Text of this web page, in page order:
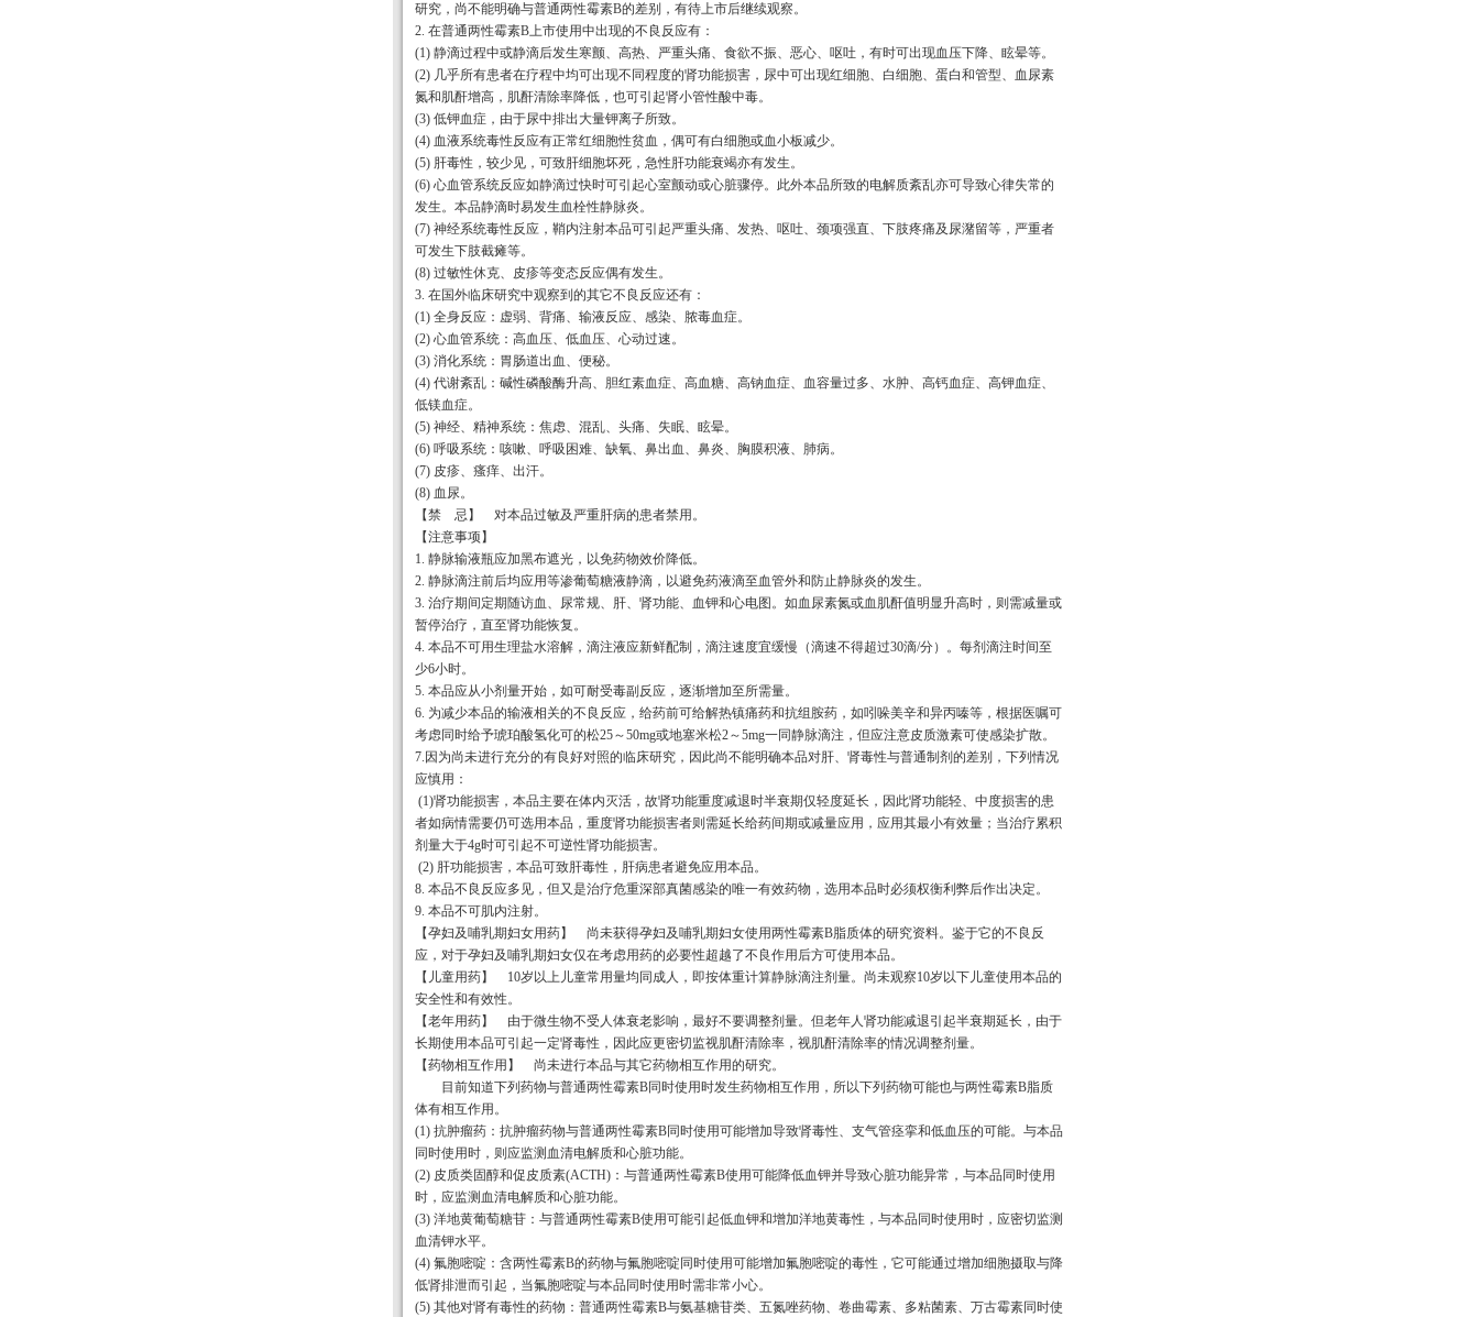
研究，尚不能明确与普通两性霉素B的差别，有待上市后继续观察。
2. 在普通两性霉素B上市使用中出现的不良反应有：
(1) 静滴过程中或静滴后发生寒颤、高热、严重头痛、食欲不振、恶心、呕吐，有时可出现血压下降、眩晕等。
(2) 几乎所有患者在疗程中均可出现不同程度的肾功能损害，尿中可出现红细胞、白细胞、蛋白和管型、血尿素
氮和肌酐增高，肌酐清除率降低，也可引起肾小管性酸中毒。
(3) 低钾血症，由于尿中排出大量钾离子所致。
(4) 血液系统毒性反应有正常红细胞性贫血，偶可有白细胞或血小板减少。
(5) 肝毒性，较少见，可致肝细胞坏死，急性肝功能衰竭亦有发生。
(6) 心血管系统反应如静滴过快时可引起心室颤动或心脏骤停。此外本品所致的电解质紊乱亦可导致心律失常的
发生。本品静滴时易发生血栓性静脉炎。
(7) 神经系统毒性反应，鞘内注射本品可引起严重头痛、发热、呕吐、颈项强直、下肢疼痛及尿潴留等，严重者
可发生下肢截瘫等。
(8) 过敏性休克、皮疹等变态反应偶有发生。
3. 在国外临床研究中观察到的其它不良反应还有：
(1) 全身反应：虚弱、背痛、输液反应、感染、脓毒血症。
(2) 心血管系统：高血压、低血压、心动过速。
(3) 消化系统：胃肠道出血、便秘。
(4) 代谢紊乱：碱性磷酸酶升高、胆红素血症、高血糖、高钠血症、血容量过多、水肿、高钙血症、高钾血症、
低镁血症。
(5) 神经、精神系统：焦虑、混乱、头痛、失眠、眩晕。
(6) 呼吸系统：咳嗽、呼吸困难、缺氧、鼻出血、鼻炎、胸膜积液、肺病。
(7) 皮疹、瘙痒、出汗。
(8) 血尿。
【禁 忌】 对本品过敏及严重肝病的患者禁用。
【注意事项】
1. 静脉输液瓶应加黑布遮光，以免药物效价降低。
2. 静脉滴注前后均应用等渗葡萄糖液静滴，以避免药液滴至血管外和防止静脉炎的发生。
3. 治疗期间定期随访血、尿常规、肝、肾功能、血钾和心电图。如血尿素氮或血肌酐值明显升高时，则需减量或
暂停治疗，直至肾功能恢复。
4. 本品不可用生理盐水溶解，滴注液应新鲜配制，滴注速度宜缓慢（滴速不得超过30滴/分）。每剂滴注时间至
少6小时。
5. 本品应从小剂量开始，如可耐受毒副反应，逐渐增加至所需量。
6. 为减少本品的输液相关的不良反应，给药前可给解热镇痛药和抗组胺药，如吲哚美辛和异丙嗪等，根据医嘱可
考虑同时给予琥珀酸氢化可的松25～50mg或地塞米松2～5mg一同静脉滴注，但应注意皮质激素可使感染扩散。
7.因为尚未进行充分的有良好对照的临床研究，因此尚不能明确本品对肝、肾毒性与普通制剂的差别，下列情况
应慎用：
(1)肾功能损害，本品主要在体内灭活，故肾功能重度减退时半衰期仅轻度延长，因此肾功能轻、中度损害的患
者如病情需要仍可选用本品，重度肾功能损害者则需延长给药间期或减量应用，应用其最小有效量；当治疗累积
剂量大于4g时可引起不可逆性肾功能损害。
(2) 肝功能损害，本品可致肝毒性，肝病患者避免应用本品。
8. 本品不良反应多见，但又是治疗危重深部真菌感染的唯一有效药物，选用本品时必须权衡利弊后作出决定。
9. 本品不可肌内注射。
【孕妇及哺乳期妇女用药】 尚未获得孕妇及哺乳期妇女使用两性霉素B脂质体的研究资料。鉴于它的不良反
应，对于孕妇及哺乳期妇女仅在考虑用药的必要性超越了不良作用后方可使用本品。
【儿童用药】 10岁以上儿童常用量均同成人，即按体重计算静脉滴注剂量。尚未观察10岁以下儿童使用本品的
安全性和有效性。
【老年用药】 由于微生物不受人体衰老影响，最好不要调整剂量。但老年人肾功能减退引起半衰期延长，由于
长期使用本品可引起一定肾毒性，因此应更密切监视肌酐清除率，视肌酐清除率的情况调整剂量。
【药物相互作用】 尚未进行本品与其它药物相互作用的研究。
目前知道下列药物与普通两性霉素B同时使用时发生药物相互作用，所以下列药物可能也与两性霉素B脂质
体有相互作用。
(1) 抗肿瘤药：抗肿瘤药物与普通两性霉素B同时使用可能增加导致肾毒性、支气管痉挛和低血压的可能。与本品
同时使用时，则应监测血清电解质和心脏功能。
(2) 皮质类固醇和促皮质素(ACTH)：与普通两性霉素B使用可能降低血钾并导致心脏功能异常，与本品同时使用
时，应监测血清电解质和心脏功能。
(3) 洋地黄葡萄糖苷：与普通两性霉素B使用可能引起低血钾和增加洋地黄毒性，与本品同时使用时，应密切监测
血清钾水平。
(4) 氟胞嘧啶：含两性霉素B的药物与氟胞嘧啶同时使用可能增加氟胞嘧啶的毒性，它可能通过增加细胞摄取与降
低肾排泄而引起，当氟胞嘧啶与本品同时使用时需非常小心。
(5) 其他对肾有毒性的药物：普通两性霉素B与氨基糖苷类、五氮唑药物、卷曲霉素、多粘菌素、万古霉素同时使